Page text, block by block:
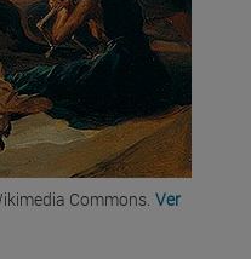
Commons. Ver